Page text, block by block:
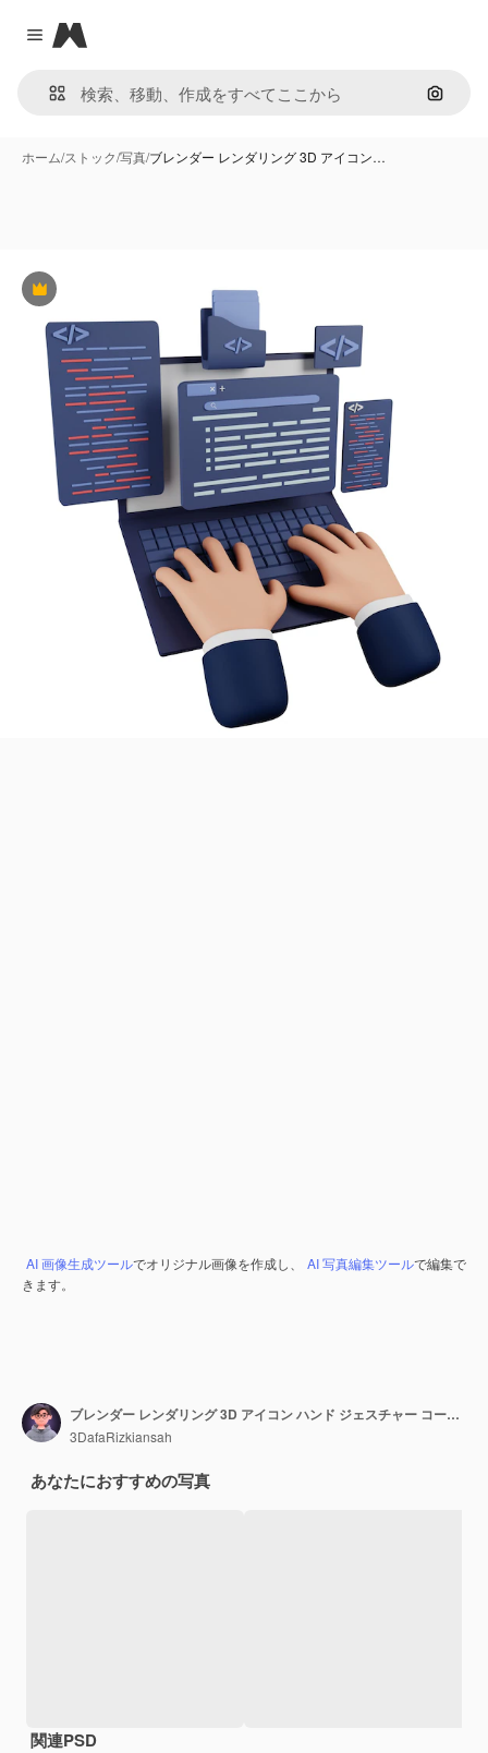
Close menu
Magnific
画像で
ホーム/ストック/写真/ブレンダー レンダリング 3D アイコン…
Premium
AI 画像生成ツールでオリジナル画像を作成し、 AI 写真編集ツールで編集で
きます。
ブレンダー レンダリング 3D アイコン ハンド ジェスチャー コード入力
3DafaRizkiansah
あなたにおすすめの写真
関連PSD